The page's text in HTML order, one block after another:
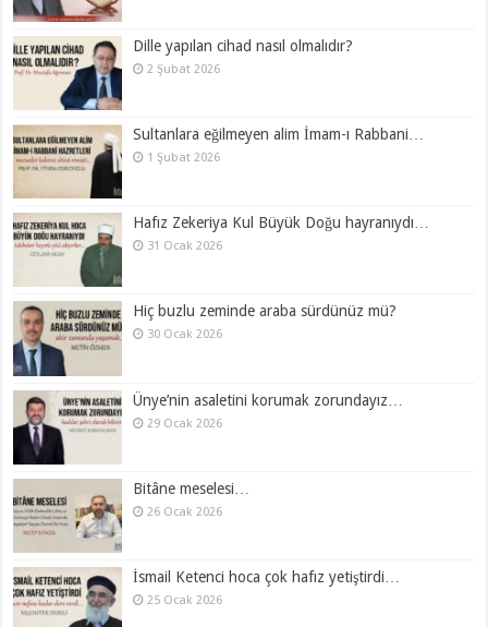
Dille yapılan cihad nasıl olmalıdır?
2 Şubat 2026
Sultanlara eğilmeyen alim İmam-ı Rabbani…
1 Şubat 2026
Hafız Zekeriya Kul Büyük Doğu hayranıydı…
31 Ocak 2026
Hiç buzlu zeminde araba sürdünüz mü?
30 Ocak 2026
Ünye’nin asaletini korumak zorundayız…
29 Ocak 2026
Bitâne meselesi…
26 Ocak 2026
İsmail Ketenci hoca çok hafız yetiştirdi…
25 Ocak 2026